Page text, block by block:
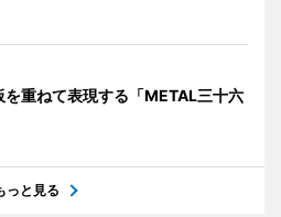
を重ねて表現する「METAL三十六
っと見る